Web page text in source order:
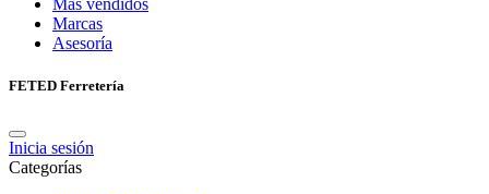
Marcas
Asesoría
FETED Ferretería
Inicia sesión
Categorías